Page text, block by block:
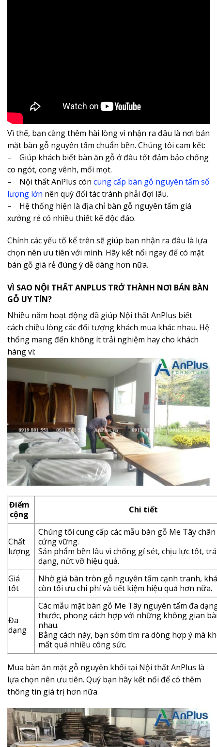
Vì thế, bạn càng thêm hài lòng vì nhận ra đâu là nơi bán
mặt bàn gỗ nguyên tấm chuẩn bền. Chúng tôi cam kết:
– Giúp khách biết bàn ăn gỗ ở đâu tốt đảm bảo chống
co ngót, cong vênh, mối mọt.
– Nội thất AnPlus còn cung cấp bàn gỗ nguyên tấm số
lượng lớn nên quý đối tác tránh phải đợi lâu.
– Hệ thống hiện là địa chỉ bàn gỗ nguyên tấm giá
xưởng rẻ có nhiều thiết kế độc đáo.
Chính các yếu tố kể trên sẽ giúp bạn nhận ra đâu là lựa
chọn nên ưu tiên với mình. Hãy kết nối ngay để có mặt
bàn gỗ giá rẻ đúng ý dễ dàng hơn nữa.
VÌ SAO NỘI THẤT ANPLUS TRỞ THÀNH NƠI BÁN BÀN
GỖ UY TÍN?
Nhiều năm hoạt động đã giúp Nội thất AnPlus biết
cách chiều lòng các đối tượng khách mua khác nhau. Hệ
thống mang đến không ít trải nghiệm hay cho khách
hàng vì:
Điểm
cộng
Chi tiết
Chất
lượng
Chúng tôi cung cấp các mẫu bàn gỗ Me Tây
cứng vững.
Sản phẩm bền lâu vì chống gỉ sét, chịu lực tốt,
dạng, nứt vỡ hiệu quả.
Giá
tốt
Nhờ giá bàn tròn gỗ nguyên tấm cạnh tranh,
còn tối ưu chi phí và tiết kiệm hiệu quả hơn nữa.
Đa
dạng
Các mẫu mặt bàn gỗ Me Tây nguyên tấm đa
thước, phong cách hợp với những không gian
nhau.
Bằng cách này, bạn sớm tìm ra dòng hợp ý mà
mất quá nhiều công sức.
Mua bàn ăn mặt gỗ nguyên khối tại Nội thất AnPlus là
lựa chọn nên ưu tiên. Quý bạn hãy kết nối để có thêm
thông tin giá trị hơn nữa.